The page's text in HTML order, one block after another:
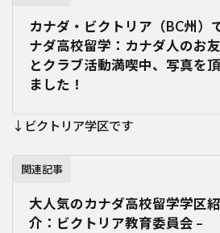
カナダ・ビクトリア（BC州）
ナダ高校留学：カナダ人のお
とクラブ活動満喫中、写真を
ました！
↓ビクトリア学区です
関連記事
大人気のカナダ高校留学学区紹
介：ビクトリア教育委員会 –